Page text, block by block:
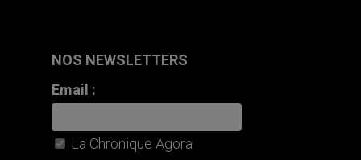
NOS NEWSLETTERS
Email :
La Chronique Agora